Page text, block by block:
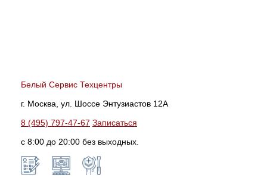
Белый Сервис Техцентры
г. Москва, ул. Шоссе Энтузиастов 12А
8 (495) 797-47-67 Записаться
с 8:00 до 20:00 без выходных.